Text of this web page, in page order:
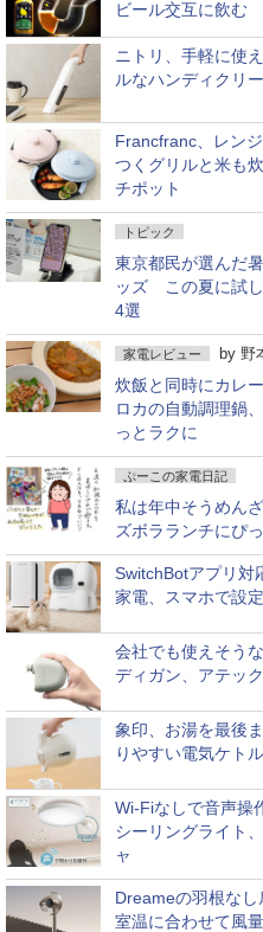
ビール交互に飲む
ニトリ、手軽に使
ルなハンディクリ
Francfranc、レン
つくグリルと米も
チポット
トピック
東京都民が選んだ
ッズ この夏に試
4選
家電レビュー by 野
炊飯と同時にカレ
ロカの自動調理鍋
っとラクに
ぷーこの家電日記
私は年中そうめんざ
ズボラランチにぴ
SwitchBotアプリ対
家電、スマホで設
会社でも使えそう
ディガン、アテッ
象印、お湯を最後
りやすい電気ケトル
Wi-Fiなしで音声操
シーリングライト
ャ
Dreameの羽根な
室温に合わせて風